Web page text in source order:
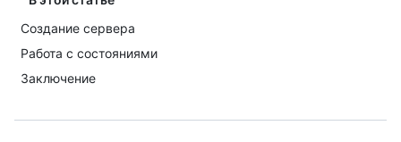
Создание сервера
Работа с состояниями
Заключение